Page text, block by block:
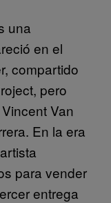
una
en el
compartido
pero
Van
En la era
para vender
entrega